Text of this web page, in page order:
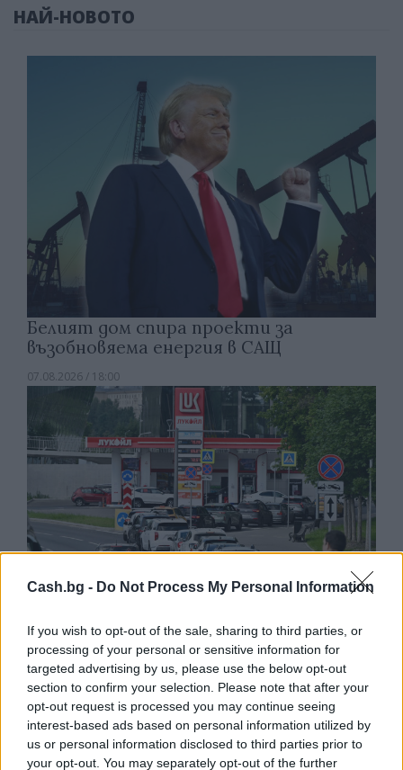
Cash.bg - Do Not Process My Personal Information
If you wish to opt-out of the sale, sharing to third parties, or
processing of your personal or sensitive information for
targeted advertising by us, please use the below opt-out
section to confirm your selection. Please note that after your
opt-out request is processed you may continue seeing
interest-based ads based on personal information utilized by
us or personal information disclosed to third parties prior to
your opt-out. You may separately opt-out of the further
НАЙ-НОВОТО
Белият дом спира проекти за
възобновяема енергия в САЩ
07.08.2026 / 18:00
Русия започна да внася петролни
продукти от Южна Корея.
07.08.2026 / 17:05